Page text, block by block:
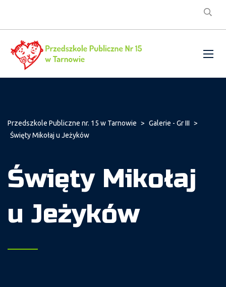
Przedszkole Publiczne nr. 15 w Tarnowie > Galerie - Gr III >
Święty Mikołaj u Jeżyków
Święty Mikołaj
u Jeżyków